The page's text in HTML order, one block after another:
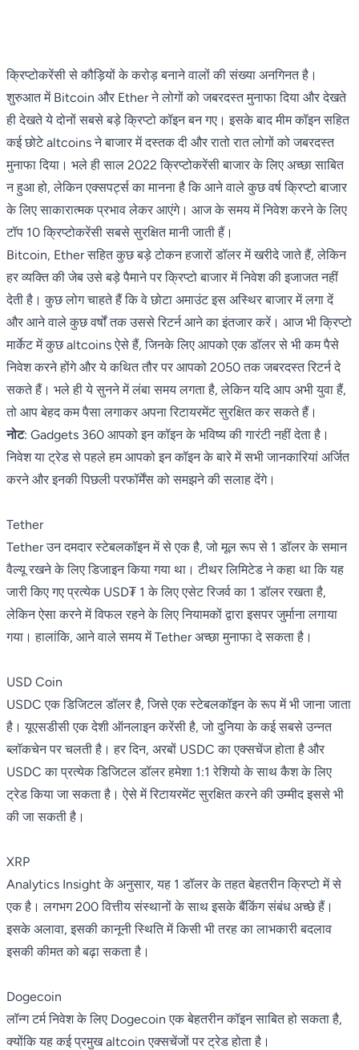
क्रिप्टोकरेंसी से कौड़ियों के करोड़ बनाने वालों की संख्या अनगिनत है।
शुरुआत में Bitcoin और Ether ने लोगों को जबरदस्त मुनाफा दिया और देखते
ही देखते ये दोनों सबसे बड़े क्रिप्टो कॉइन बन गए। इसके बाद मीम कॉइन सहित
कई छोटे altcoins ने बाजार में दस्तक दी और रातो रात लोगों को जबरदस्त
मुनाफा दिया। भले ही साल 2022 क्रिप्टोकरेंसी बाजार के लिए अच्छा साबित
न हुआ हो, लेकिन एक्सपर्ट्स का मानना है कि आने वाले कुछ वर्ष क्रिप्टो बाजार
के लिए साकारात्मक प्रभाव लेकर आएंगे। आज के समय में निवेश करने के लिए
टॉप 10 क्रिप्टोकरेंसी सबसे सुरक्षित मानी जाती हैं।
Bitcoin, Ether सहित कुछ बड़े टोकन हजारों डॉलर में खरीदे जाते हैं, लेकिन
हर व्यक्ति की जेब उसे बड़े पैमाने पर क्रिप्टो बाजार में निवेश की इजाजत नहीं
देती है। कुछ लोग चाहते हैं कि वे छोटा अमाउंट इस अस्थिर बाजार में लगा दें
और आने वाले कुछ वर्षों तक उससे रिटर्न आने का इंतजार करें। आज भी क्रिप्टो
मार्केट में कुछ altcoins ऐसे हैं, जिनके लिए आपको एक डॉलर से भी कम पैसे
निवेश करने होंगे और ये कथित तौर पर आपको 2050 तक जबरदस्त रिटर्न दे
सकते हैं। भले ही ये सुनने में लंबा समय लगता है, लेकिन यदि आप अभी युवा हैं,
तो आप बेहद कम पैसा लगाकर अपना रिटायरमेंट सुरक्षित कर सकते हैं।
नोट: Gadgets 360 आपको इन कॉइन के भविष्य की गारंटी नहीं देता है।
निवेश या ट्रेड से पहले हम आपको इन कॉइन के बारे में सभी जानकारियां अर्जित
करने और इनकी पिछली परफॉर्मेंस को समझने की सलाह देंगे।
Tether
Tether उन दमदार स्टेबलकॉइन में से एक है, जो मूल रूप से 1 डॉलर के समान
वैल्यू रखने के लिए डिजाइन किया गया था। टीथर लिमिटेड ने कहा था कि यह
जारी किए गए प्रत्येक USD₮ 1 के लिए एसेट रिजर्व का 1 डॉलर रखता है,
लेकिन ऐसा करने में विफल रहने के लिए नियामकों द्वारा इसपर जुर्माना लगाया
गया। हालांकि, आने वाले समय में Tether अच्छा मुनाफा दे सकता है।
USD Coin
USDC एक डिजिटल डॉलर है, जिसे एक स्टेबलकॉइन के रूप में भी जाना जाता
है। यूएसडीसी एक देशी ऑनलाइन करेंसी है, जो दुनिया के कई सबसे उन्नत
ब्लॉकचेन पर चलती है। हर दिन, अरबों USDC का एक्सचेंज होता है और
USDC का प्रत्येक डिजिटल डॉलर हमेशा 1:1 रेशियो के साथ कैश के लिए
ट्रेड किया जा सकता है। ऐसे में रिटायरमेंट सुरक्षित करने की उम्मीद इससे भी
की जा सकती है।
XRP
Analytics Insight के अनुसार, यह 1 डॉलर के तहत बेहतरीन क्रिप्टो में से
एक है। लगभग 200 वित्तीय संस्थानों के साथ इसके बैंकिंग संबंध अच्छे हैं।
इसके अलावा, इसकी कानूनी स्थिति में किसी भी तरह का लाभकारी बदलाव
इसकी कीमत को बढ़ा सकता है।
Dogecoin
लॉन्ग टर्म निवेश के लिए Dogecoin एक बेहतरीन कॉइन साबित हो सकता है,
क्योंकि यह कई प्रमुख altcoin एक्सचेंजों पर ट्रेड होता है।